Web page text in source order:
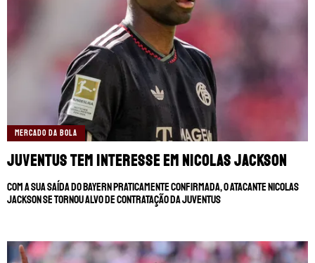
MERCADO DA BOLA
Juventus tem interesse em Nicolas Jackson
Com a sua saída do Bayern praticamente confirmada, o atacante Nicolas
Jackson se tornou alvo de contratação da Juventus